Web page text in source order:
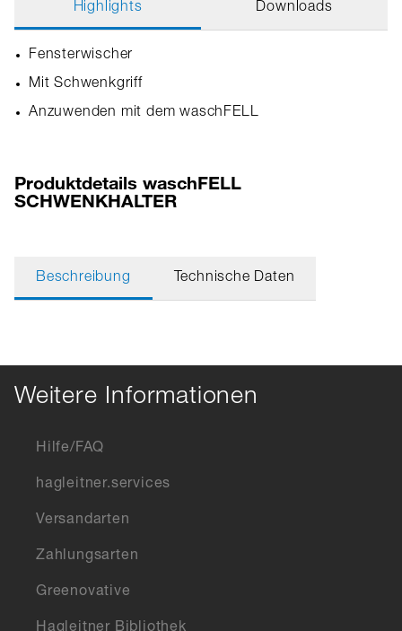
Highlights Downloads
Fensterwischer
Mit Schwenkgriff
Anzuwenden mit dem waschFELL
Produktdetails waschFELL
SCHWENKHALTER
Beschreibung Technische Daten
Weitere Informationen
Hilfe/FAQ
hagleitner.services
Versandarten
Zahlungsarten
Greenovative